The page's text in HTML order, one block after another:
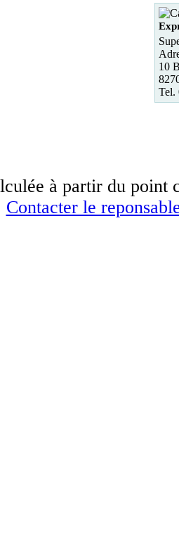
10
Tel.
à partir du point
Contacter le